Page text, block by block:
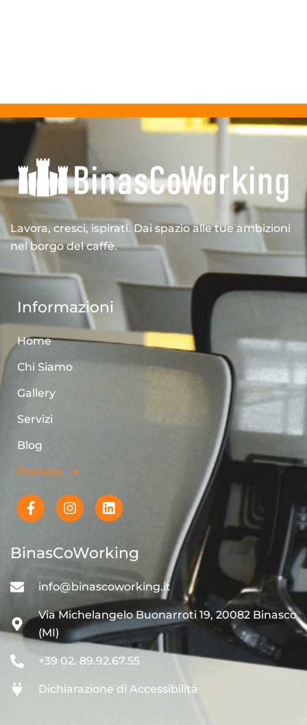
Lavora, cresci, ispirati. Dai spazio alle tue ambizioni
nel borgo del caffè.
Informazioni
Home
Chi Siamo
Gallery
Servizi
Blog
Prenota
BinasCoWorking
info@binascoworking.it
Via Michelangelo Buonarroti 19, 20082 Binasco
(MI)
+39 02. 89.92.67.55
Dichiarazione di Accessibilità